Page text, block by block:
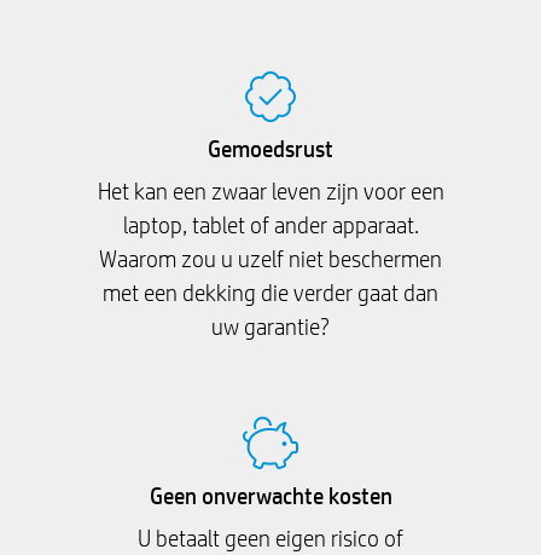
Gemoedsrust
Het kan een zwaar leven zijn voor een
laptop, tablet of ander apparaat.
Waarom zou u uzelf niet beschermen
met een dekking die verder gaat dan
uw garantie?
Geen onverwachte kosten
U betaalt geen eigen risico of